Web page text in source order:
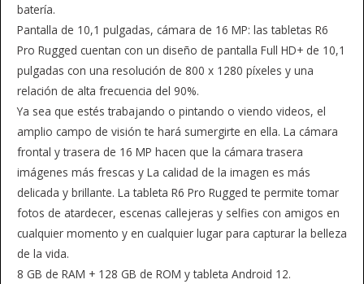
batería.
Pantalla de 10,1 pulgadas, cámara de 16 MP: las tabletas R6
Pro Rugged cuentan con un diseño de pantalla Full HD+ de 10,1
pulgadas con una resolución de 800 x 1280 píxeles y una
relación de alta frecuencia del 90%.
Ya sea que estés trabajando o pintando o viendo videos, el
amplio campo de visión te hará sumergirte en ella. La cámara
frontal y trasera de 16 MP hacen que la cámara trasera
imágenes más frescas y La calidad de la imagen es más
delicada y brillante. La tableta R6 Pro Rugged te permite tomar
fotos de atardecer, escenas callejeras y selfies con amigos en
cualquier momento y en cualquier lugar para capturar la belleza
de la vida.
8 GB de RAM + 128 GB de ROM y tableta Android 12.